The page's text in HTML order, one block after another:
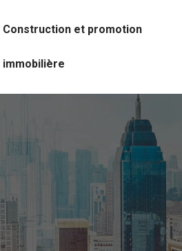
Construction et promotion
immobilière